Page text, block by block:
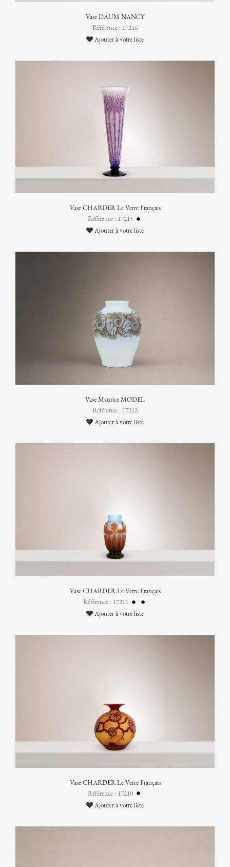
Vase DAUM NANCY
Référence : 17216
Ajouter à votre liste
Vase CHARDER Le Verre Français
Référence : 17215
Ajouter à votre liste
Vase Maurice MODEL
Référence : 17212
Ajouter à votre liste
Vase CHARDER Le Verre Français
Référence : 17211
Ajouter à votre liste
Vase CHARDER Le Verre Français
Référence : 17210
Ajouter à votre liste